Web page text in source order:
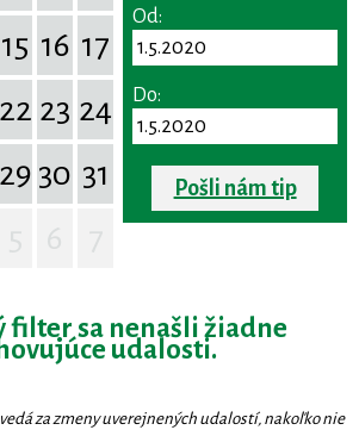
15 16 17
22 23 24
29 30 31
Od:
Do:
Pošli nám tip
filter sa nenašli žiadne
udalosti.
za zmeny uverejnených udalostí, nakoľko nie